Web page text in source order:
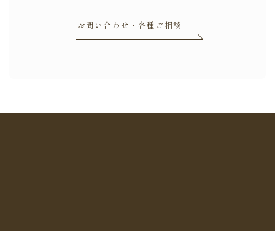
お問い合わせ・各種ご相談